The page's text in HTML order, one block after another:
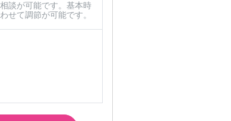
談が可能です。基本時
せて調節が可能です。